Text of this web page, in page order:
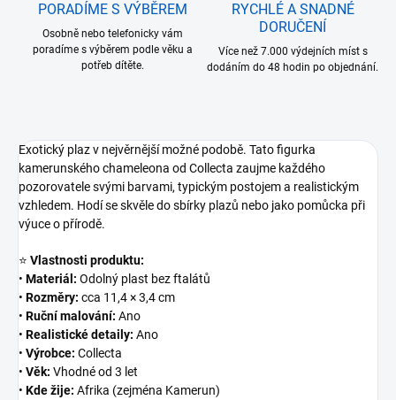
PORADÍME S VÝBĚREM
Osobně nebo telefonicky vám
poradíme s výběrem podle věku a
potřeb dítěte.
RYCHLÉ A SNADNÉ
DORUČENÍ
Více než 7.000 výdejních míst s
dodáním do 48 hodin po objednání.
Exotický plaz v nejvěrnější možné podobě. Tato figurka
kamerunského chameleona od Collecta zaujme každého
pozorovatele svými barvami, typickým postojem a realistickým
vzhledem. Hodí se skvěle do sbírky plazů nebo jako pomůcka při
výuce o přírodě.
⭐ Vlastnosti produktu:
• Materiál: Odolný plast bez ftalátů
• Rozměry: cca 11,4 × 3,4 cm
• Ruční malování: Ano
• Realistické detaily: Ano
• Výrobce: Collecta
• Věk: Vhodné od 3 let
• Kde žije: Afrika (zejména Kamerun)